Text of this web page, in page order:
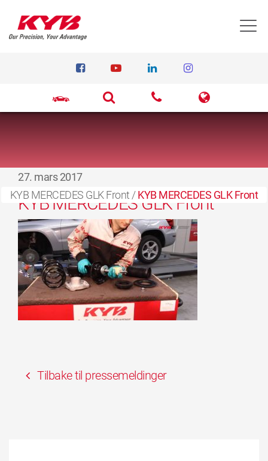
KYB MERCEDES GLK Front /KYB MERCEDES GLK Front
27. mars 2017
KYB MERCEDES GLK Front
Tilbake til pressemeldinger